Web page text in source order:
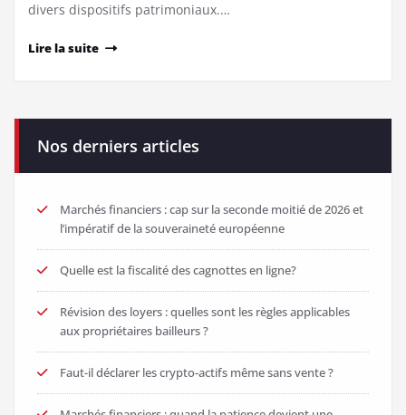
divers dispositifs patrimoniaux.…
Lire la suite
Nos derniers articles
Marchés financiers : cap sur la seconde moitié de 2026 et
l’impératif de la souveraineté européenne
Quelle est la fiscalité des cagnottes en ligne?
Révision des loyers : quelles sont les règles applicables
aux propriétaires bailleurs ?
Faut-il déclarer les crypto-actifs même sans vente ?